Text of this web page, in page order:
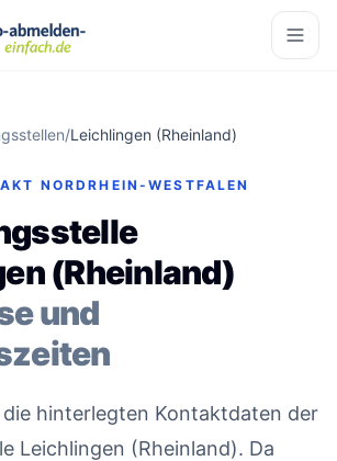
/Leichlingen (Rheinland)
NORDRHEIN-WESTFALEN
(Rheinland)
und
die hinterlegten Kontaktdaten der
Leichlingen (Rheinland). Da